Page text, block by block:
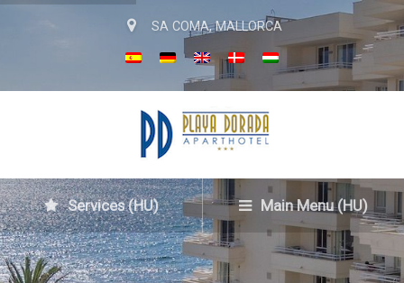
SA COMA, MALLORCA
Services (HU) Main Menu (HU)